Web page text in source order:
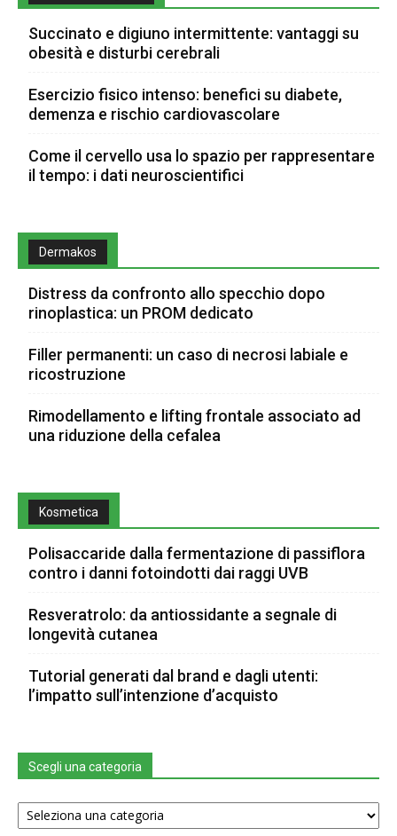
Succinato e digiuno intermittente: vantaggi su
obesità e disturbi cerebrali
Esercizio fisico intenso: benefici su diabete,
demenza e rischio cardiovascolare
Come il cervello usa lo spazio per rappresentare
il tempo: i dati neuroscientifici
Dermakos
Distress da confronto allo specchio dopo
rinoplastica: un PROM dedicato
Filler permanenti: un caso di necrosi labiale e
ricostruzione
Rimodellamento e lifting frontale associato ad
una riduzione della cefalea
Kosmetica
Polisaccaride dalla fermentazione di passiflora
contro i danni fotoindotti dai raggi UVB
Resveratrolo: da antiossidante a segnale di
longevità cutanea
Tutorial generati dal brand e dagli utenti:
l’impatto sull’intenzione d’acquisto
Scegli una categoria
Scegli
una